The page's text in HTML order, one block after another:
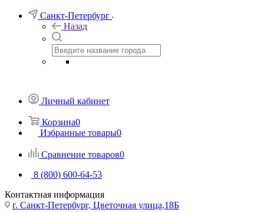
Санкт-Петербург
Назад
Личный кабинет
Корзина0
Избранные товары0
Сравнение товаров0
8 (800) 600-64-53
Контактная информация
г. Санкт-Петербург, Цветочная улица,18Б